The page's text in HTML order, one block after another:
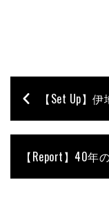
【Set Up】